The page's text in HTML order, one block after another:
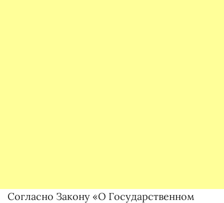
Согласно Закону «О Государственном